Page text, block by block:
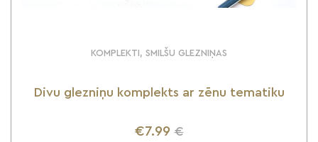
KOMPLEKTI, SMILŠU GLEZNIŅAS
Divu glezniņu komplekts ar zēnu tematiku
€7.99 €